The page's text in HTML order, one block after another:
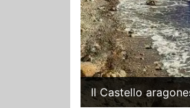
Il Castello